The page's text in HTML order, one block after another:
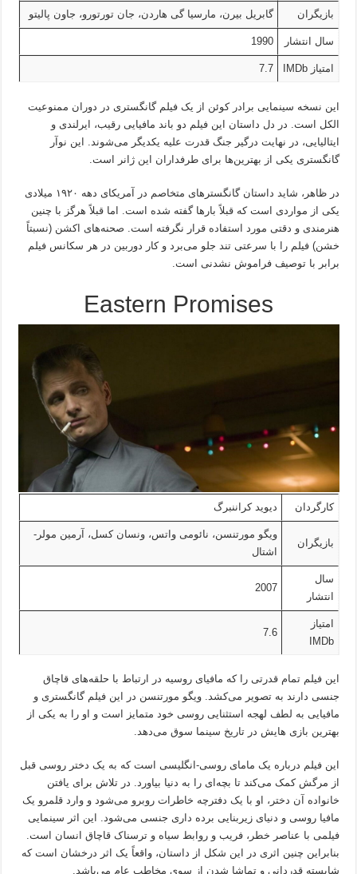
بازیگران گابریل بیرن، مارسیا گی هاردن، جان تورتورو، جاون پالیتو
سال انتشار 1990
امتیاز IMDb 7.7
این نسخه سینمایی برادر کوئن از یک فیلم گانگستری در دوران ممنوعیت
الکل است. در دل داستان این فیلم دو باند مافیایی رقیب، ایرلندی و
ایتالیایی، در نهایت درگیر جنگ قدرت علیه یکدیگر می‌شوند. این نوآر
گانگستری یکی از بهترین‌ها برای طرفداران این ژانر است.
در ظاهر، شاید داستان گانگسترهای متخاصم در آمریکای دهه ۱۹۲۰ میلادی
یکی از مواردی است که قبلاً بارها گفته شده است. اما قبلاً هرگز با چنین
هنرمندی و دقتی مورد استفاده قرار نگرفته است. صحنه‌های اکشن (نسبتاً
خشن) فیلم را با سرعتی تند جلو می‌برد و کار دوربین در هر سکانس فیلم
برابر با توصیف فراموش نشدنی است.
Eastern Promises
کارگردان دیوید کراننبرگ
بازیگران
ویگو مورتنسن، نائومی واتس، ونسان کسل، آرمین مولر-
اشتال
سال
انتشار
2007
امتیاز
IMDb
7.6
این فیلم تمام قدرتی را که مافیای روسیه در ارتباط با حلقه‌های قاچاق
جنسی دارند به تصویر می‌کشد. ویگو مورتنسن در این فیلم گانگستری و
مافیایی به لطف لهجه استثنایی روسی خود متمایز است و او را به یکی از
بهترین بازی هایش در تاریخ سینما سوق می‌دهد.
این فیلم درباره یک مامای روسی-انگلیسی است که به یک دختر روسی قبل
از مرگش کمک می‌کند تا بچه‌ای را به دنیا بیاورد. در تلاش برای یافتن
خانواده آن دختر، او با یک دفترچه خاطرات روبرو می‌شود و وارد قلمرو یک
مافیا روسی و دنیای زیربنایی برده داری جنسی می‌شود. این اثر سینمایی
فیلمی با عناصر خطر، فریب و روابط سیاه و ترسناک قاچاق انسان است.
بنابراین چنین اثری در این شکل از داستان، واقعاً یک اثر درخشان است که
شایسته قدردانی و تماشا شدن از سوی مخاطب عام می‌باشد.